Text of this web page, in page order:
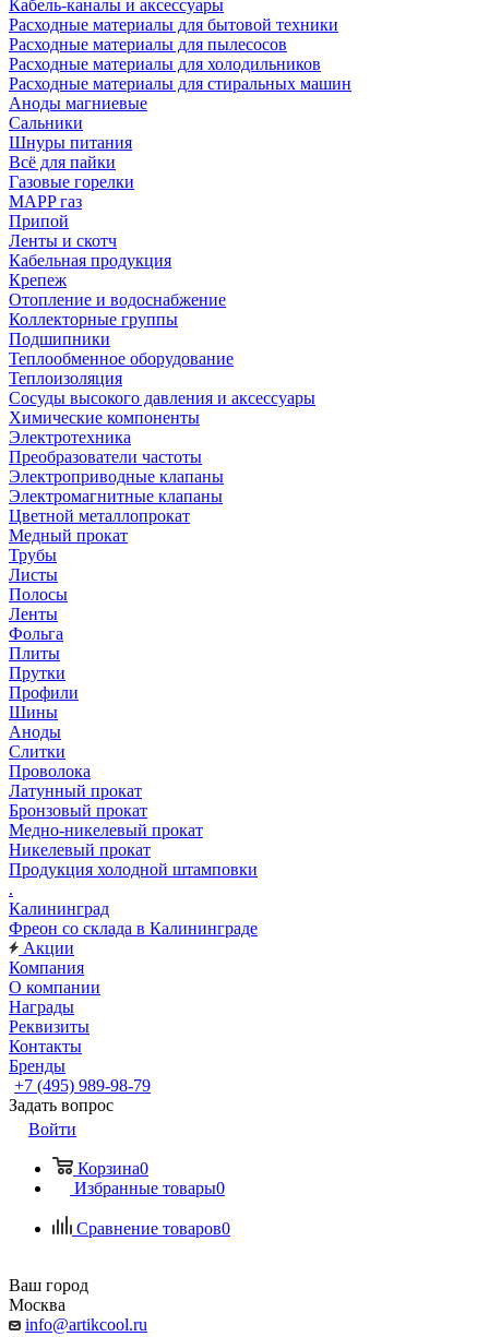
Кабель-каналы и аксессуары
Расходные материалы для бытовой техники
Расходные материалы для пылесосов
Расходные материалы для холодильников
Расходные материалы для стиральных машин
Аноды магниевые
Сальники
Шнуры питания
Всё для пайки
Газовые горелки
MAPP газ
Припой
Ленты и скотч
Кабельная продукция
Крепеж
Отопление и водоснабжение
Коллекторные группы
Подшипники
Теплообменное оборудование
Теплоизоляция
Сосуды высокого давления и аксессуары
Химические компоненты
Электротехника
Преобразователи частоты
Электроприводные клапаны
Электромагнитные клапаны
Цветной металлопрокат
Медный прокат
Трубы
Листы
Полосы
Ленты
Фольга
Плиты
Прутки
Профили
Шины
Аноды
Слитки
Проволока
Латунный прокат
Бронзовый прокат
Медно-никелевый прокат
Никелевый прокат
Продукция холодной штамповки
.
Калининград
Фреон со склада в Калининграде
Акции
Компания
О компании
Награды
Реквизиты
Контакты
Бренды
+7 (495) 989-98-79
Задать вопрос
Войти
Корзина0
Избранные товары0
Сравнение товаров0
Ваш город
Москва
info@artikcool.ru